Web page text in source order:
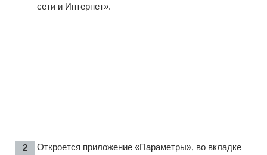
сети и Интернет».
Откроется приложение «Параметры», во вкладке